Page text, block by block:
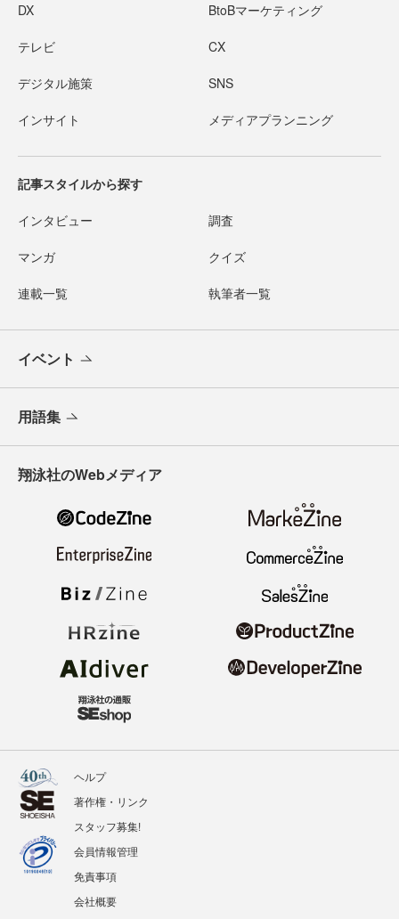
DX BtoBマーケティング
テレビ CX
デジタル施策 SNS
インサイト メディアプランニング
記事スタイルから探す
インタビュー 調査
マンガ クイズ
連載一覧 執筆者一覧
イベント
用語集
翔泳社のWebメディア
ヘルプ
著作権・リンク
スタッフ募集!
会員情報管理
免責事項
会社概要